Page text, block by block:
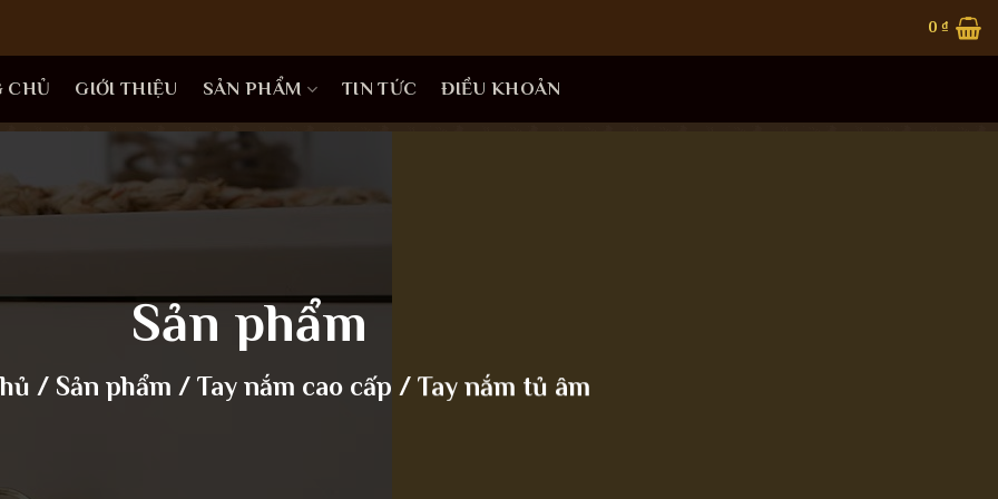
0₫
CHỦ GIỚI THIỆU SẢN PHẨM TIN TỨC ĐIỀU KHOẢN
Sản phẩm
/ Sản phẩm / Tay nắm cao cấp / Tay nắm tủ âm